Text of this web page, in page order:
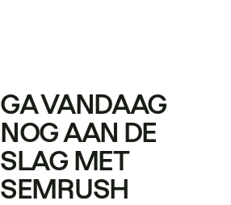
GA VANDAAG
NOG AAN DE
SLAG MET
SEMRUSH